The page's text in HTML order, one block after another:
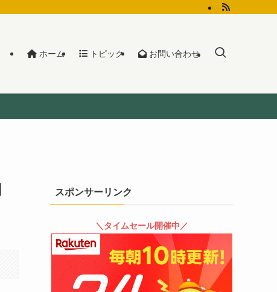
ホーム トピック お問い合わせ
スポンサーリンク
＼タイムセール開催中／